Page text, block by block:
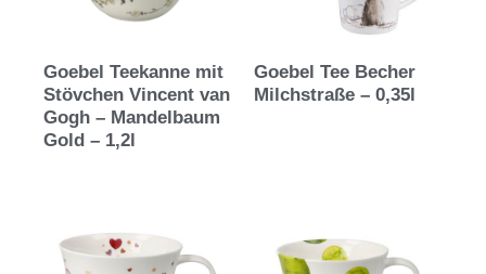
Goebel Teekanne mit
Stövchen Vincent van
Gogh – Mandelbaum
Gold – 1,2l
Goebel Tee Becher
Milchstraße – 0,35l